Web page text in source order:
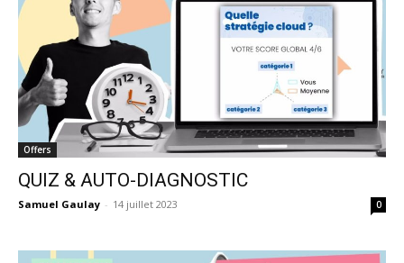
Offers
QUIZ & AUTO-DIAGNOSTIC
Samuel Gaulay - 14 juillet 2023 0